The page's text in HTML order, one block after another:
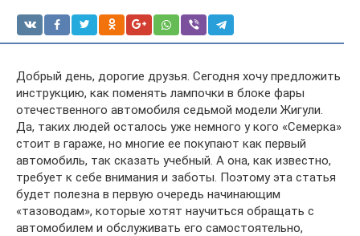
Добрый день, дорогие друзья. Сегодня хочу предложить
инструкцию, как поменять лампочки в блоке фары
отечественного автомобиля седьмой модели Жигули.
Да, таких людей осталось уже немного у кого «Семерка»
стоит в гараже, но многие ее покупают как первый
автомобиль, так сказать учебный. А она, как известно,
требует к себе внимания и заботы. Поэтому эта статья
будет полезна в первую очередь начинающим
«тазоводам», которые хотят научиться обращать с
автомобилем и обслуживать его самостоятельно,